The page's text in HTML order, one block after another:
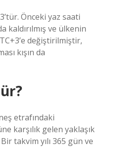
Önceki yaz saati
kaldırılmış ve ülkenin
değiştirilmiştir,
kışın da
etrafındaki
karşılık gelen yaklaşık
takvim yılı 365 gün ve